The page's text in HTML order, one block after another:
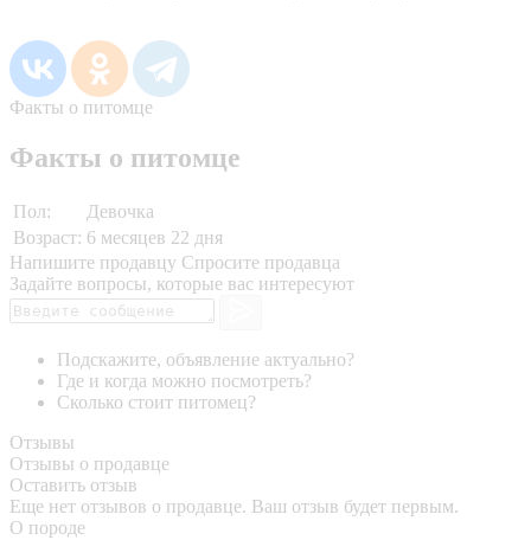
Факты о питомце
Факты о питомце
Пол:
Девочка
Возраст: 6 месяцев 22 дня
Напишите продавцу Спросите продавца
Задайте вопросы, которые вас интересуют
Подскажите, объявление актуально?
Где и когда можно посмотреть?
Сколько стоит питомец?
Отзывы
Отзывы о продавце
Оставить отзыв
Еще нет отзывов о продавце. Ваш отзыв будет первым.
О породе